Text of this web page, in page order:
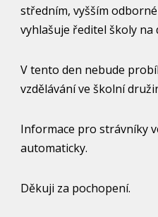
středním, vyšším
vyhlašuje ředitel školy na
V tento den nebude
vzdělávání ve školní
Informace pro strávníky
automaticky.
Děkuji za pochopení.